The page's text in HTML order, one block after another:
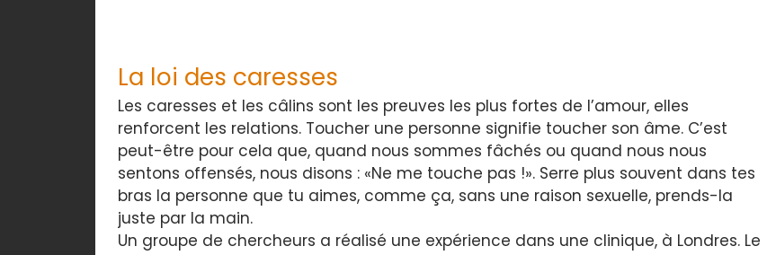
La loi des caresses
Les caresses et les câlins sont les preuves les plus fortes de l’amour, elles
renforcent les relations. Toucher une personne signifie toucher son âme. C’est
peut-être pour cela que, quand nous sommes fâchés ou quand nous nous
sentons offensés, nous disons : «Ne me touche pas !». Serre plus souvent dans tes
bras la personne que tu aimes, comme ça, sans une raison sexuelle, prends-la
juste par la main.
Un groupe de chercheurs a réalisé une expérience dans une clinique, à Londres. Le